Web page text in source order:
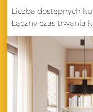
Liczba dostępnych
Łączny czas trwania